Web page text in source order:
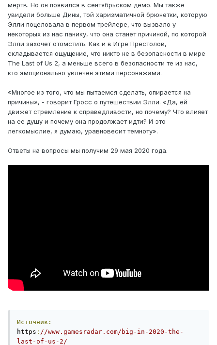
мертв. Но он появился в сентябрьском демо. Мы также
увидели больше Дины, той харизматичной брюнетки, которую
Элли поцеловала в первом трейлере, что вызвало у
некоторых из нас панику, что она станет причиной, по которой
Элли захочет отомстить. Как и в Игре Престолов,
складывается ощущение, что никто не в безопасности в мире
The Last of Us 2, а меньше всего в безопасности те из нас,
кто эмоционально увлечен этими персонажами.
«Многое из того, что мы пытаемся сделать, опирается на
причины», - говорит Гросс о путешествии Элли. «Да, ей
движет стремление к справедливости, но почему? Что влияет
на ее душу и почему она продолжает идти? И это
легкомыслие, я думаю, уравновесит темноту».
Ответы на вопросы мы получим 29 мая 2020 года.
Источник:
https : //www.gamesradar.com/big-in-2020-the-
last-of-us-2/